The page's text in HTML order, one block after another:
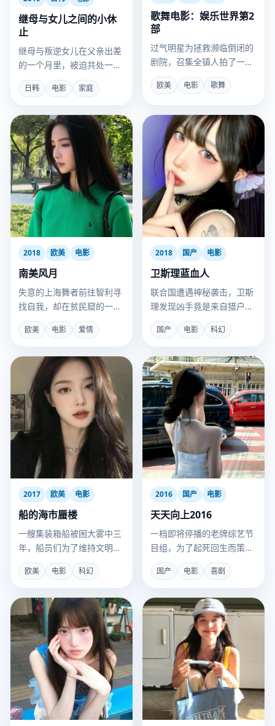
继母与女儿之间的小休
止
继母与叛逆女儿在父亲出差
的一个月里，被迫共处一室
并按下关系“休止符”。
日韩 电影 家庭
歌舞电影：娱乐世界第2
部
过气明星为拯救濒临倒闭的
剧院，召集全镇人拍了一部
洗脑音乐剧。
欧美 电影 歌舞
2018 欧美 电影
南美风月
失意的上海舞者前往智利寻
找自我，却在贫民窟的一场
地下探戈中，找到了爱情与
新生。
欧美 电影 爱情
2018 国产 电影
卫斯理蓝血人
联合国遭遇神秘袭击，卫斯
理发现凶手竟是来自猎户座
的“蓝血人”，而他的血液可
让人获得超能力。
国产 电影 科幻
2017 欧美 电影
船的海市蜃楼
一艘集装箱船被困大雾中三
年，船员们为了维持文明运
转而建立了微型国家。
欧美 电影 科幻
2016 国产 电影
天天向上2016
一档即将停播的老牌综艺节
目组，为了起死回生而策划
了一场荒诞的“假装直播”闹
剧。
国产 电影 喜剧